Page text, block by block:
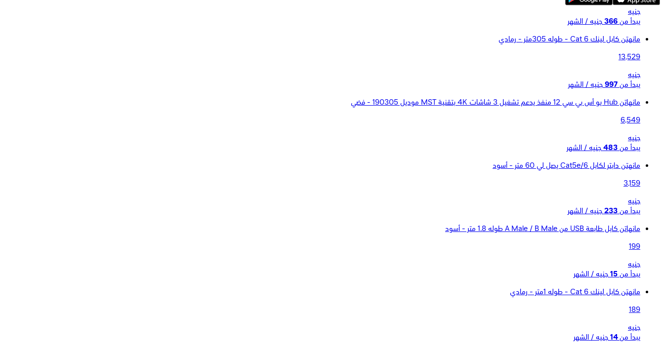
جنيه
يبدأ من 366 جنيه / الشهر
مانهتن كابل لينك Cat 6 - طوله 305متر - رمادي
13,529
جنيه
يبدأ من 997 جنيه / الشهر
مانهاتن Hub يو أس بي سي 12 منفذ يدعم تشغيل 3 شاشات 4K بتقنية MST موديل 190305 - فضي
6,549
جنيه
يبدأ من 483 جنيه / الشهر
مانهتن دابتر لكابل Cat5e/6 يصل لي 60 متر - أسود
3,159
جنيه
يبدأ من 233 جنيه / الشهر
مانهاتن كابل طابعة USB من A Male / B Male طوله 1.8 متر - أسود
199
جنيه
يبدأ من 15 جنيه / الشهر
مانهتن كابل لينك Cat 6 - طوله 1متر - رمادي
189
جنيه
يبدأ من 14 جنيه / الشهر